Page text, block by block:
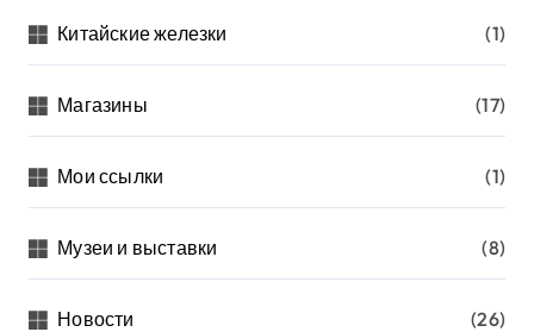
Китайские железки (1)
Магазины (17)
Мои ссылки (1)
Музеи и выставки (8)
Новости (26)